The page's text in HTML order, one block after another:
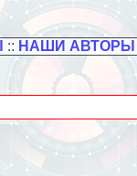
:: НАШИ АВТОРЫ